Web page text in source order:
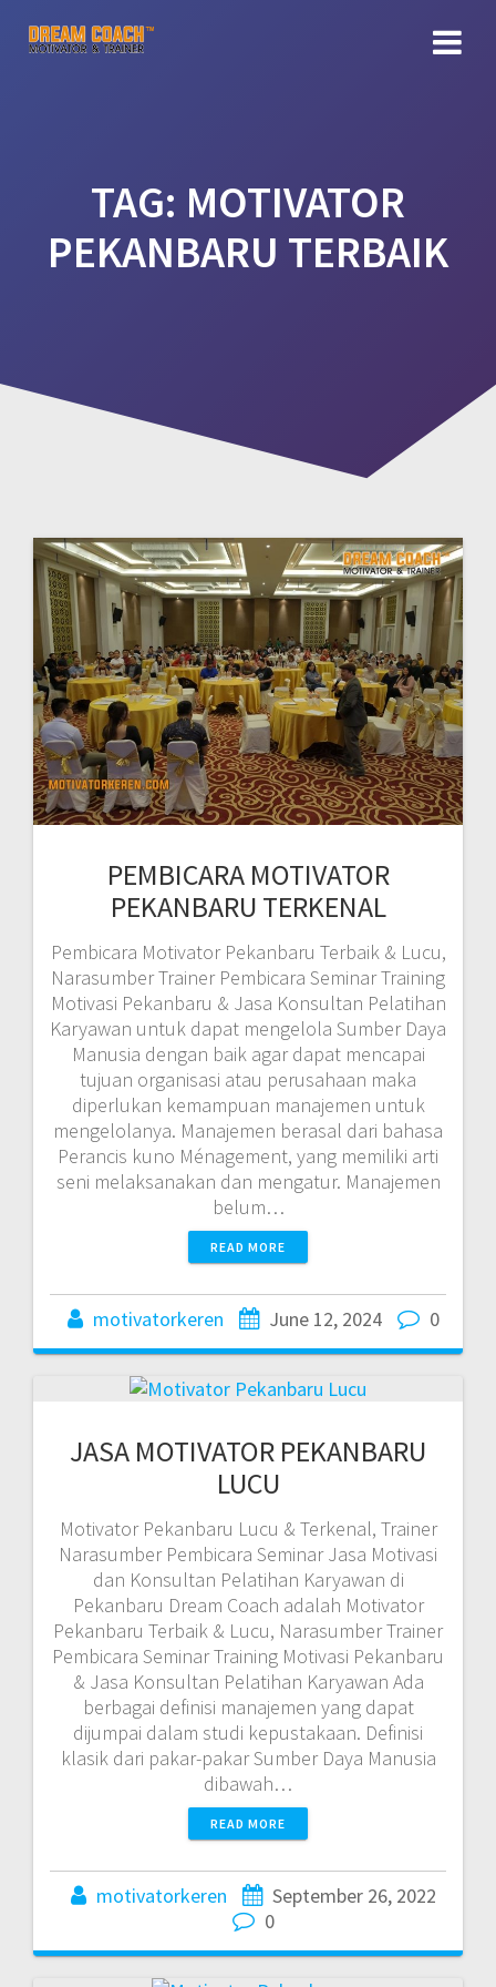
TAG: MOTIVATOR
PEKANBARU TERBAIK
PEMBICARA MOTIVATOR
PEKANBARU TERKENAL
Pembicara Motivator Pekanbaru Terbaik & Lucu,
Narasumber Trainer Pembicara Seminar Training
Motivasi Pekanbaru & Jasa Konsultan Pelatihan
Karyawan untuk dapat mengelola Sumber Daya
Manusia dengan baik agar dapat mencapai
tujuan organisasi atau perusahaan maka
diperlukan kemampuan manajemen untuk
mengelolanya. Manajemen berasal dari bahasa
Perancis kuno Ménagement, yang memiliki arti
seni melaksanakan dan mengatur. Manajemen
belum…
READ MORE
motivatorkeren June 12, 2024 0
JASA MOTIVATOR PEKANBARU
LUCU
Motivator Pekanbaru Lucu & Terkenal, Trainer
Narasumber Pembicara Seminar Jasa Motivasi
dan Konsultan Pelatihan Karyawan di
Pekanbaru Dream Coach adalah Motivator
Pekanbaru Terbaik & Lucu, Narasumber Trainer
Pembicara Seminar Training Motivasi Pekanbaru
& Jasa Konsultan Pelatihan Karyawan Ada
berbagai definisi manajemen yang dapat
dijumpai dalam studi kepustakaan. Definisi
klasik dari pakar-pakar Sumber Daya Manusia
dibawah…
READ MORE
motivatorkeren
September 26, 2022
0